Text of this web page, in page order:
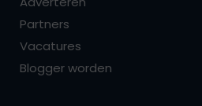
Partners
Vacatures
Blogger worden